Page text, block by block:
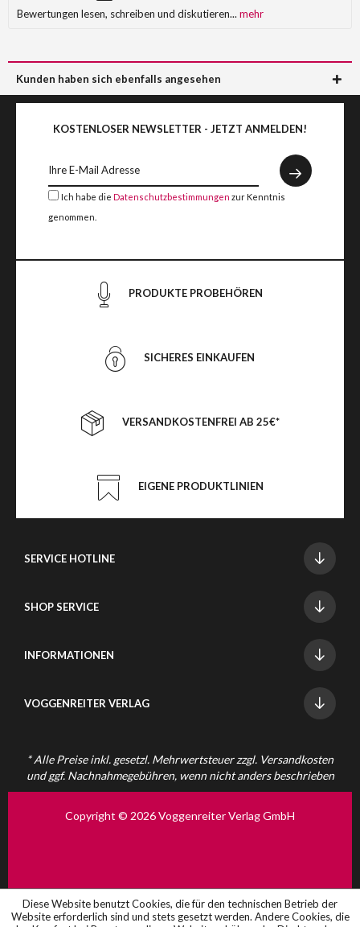
Bewertungen lesen, schreiben und diskutieren... mehr
Kunden haben sich ebenfalls angesehen
KOSTENLOSER NEWSLETTER - JETZT ANMELDEN!
Ich habe die Datenschutzbestimmungen zur Kenntnis
genommen.
PRODUKTE PROBEHÖREN
SICHERES EINKAUFEN
VERSANDKOSTENFREI AB 25€*
EIGENE PRODUKTLINIEN
SERVICE HOTLINE
SHOP SERVICE
INFORMATIONEN
VOGGENREITER VERLAG
* Alle Preise inkl. gesetzl. Mehrwertsteuer zzgl. Versandkosten
und ggf. Nachnahmegebühren, wenn nicht anders beschrieben
Copyright © 2026 Voggenreiter Verlag GmbH
Diese Website benutzt Cookies, die für den technischen Betrieb der
Website erforderlich sind und stets gesetzt werden. Andere Cookies, die